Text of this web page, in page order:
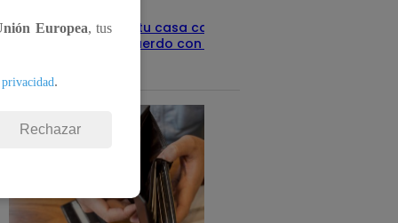
Revisa con tu DNI si tu casa califica
como pobre, de acuerdo con el Sisfoh
Europea, tus
.
Rechazar